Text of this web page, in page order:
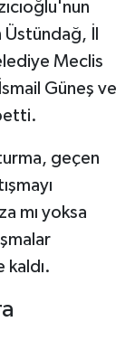
Üstündağ, İl
Meclis
Güneş ve
geçen
mı yoksa
kaldı.